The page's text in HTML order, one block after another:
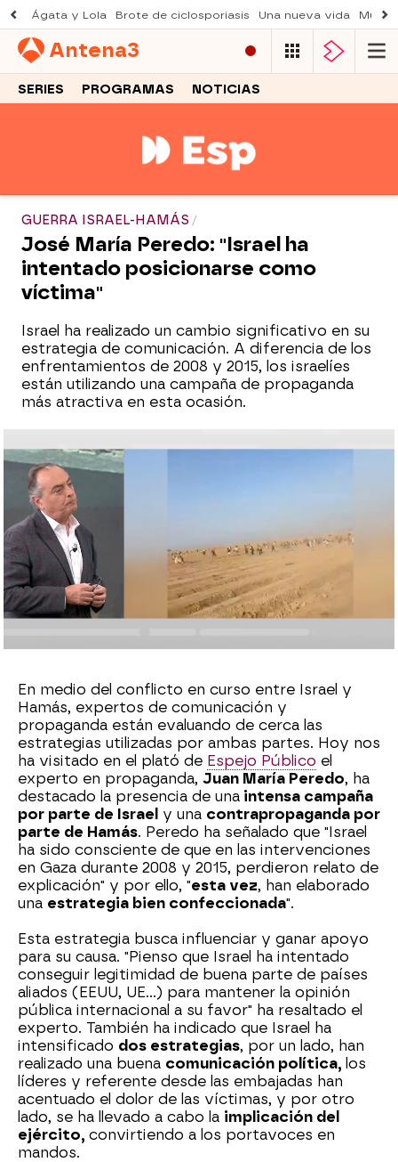
Ágata y Lola Brote de ciclosporiasis Una nueva vida
Antena3
SERIES PROGRAMAS NOTICIAS
GUERRA ISRAEL-HAMÁS
José María Peredo: "Israel ha
intentado posicionarse como
víctima"
Israel ha realizado un cambio significativo en su
estrategia de comunicación. A diferencia de los
enfrentamientos de 2008 y 2015, los israelíes
están utilizando una campaña de propaganda
más atractiva en esta ocasión.
Marta Manzano
Publicado:25 de octubre de 2023, 13:39
En medio del conflicto en curso entre Israel y
Hamás, expertos de comunicación y
propaganda están evaluando de cerca las
estrategias utilizadas por ambas partes. Hoy nos
ha visitado en el plató de Espejo Público el
experto en propaganda, Juan María Peredo, ha
destacado la presencia de una intensa campaña
por parte de Israel y una contrapropaganda por
parte de Hamás. Peredo ha señalado que "Israel
ha sido consciente de que en las intervenciones
en Gaza durante 2008 y 2015, perdieron relato de
explicación" y por ello, "esta vez, han elaborado
una estrategia bien confeccionada".
Esta estrategia busca influenciar y ganar apoyo
para su causa. "Pienso que Israel ha intentado
conseguir legitimidad de buena parte de países
aliados (EEUU, UE...) para mantener la opinión
pública internacional a su favor" ha resaltado el
experto. También ha indicado que Israel ha
intensificado dos estrategias, por un lado, han
realizado una buena comunicación política, los
líderes y referente desde las embajadas han
acentuado el dolor de las víctimas, y por otro
lado, se ha llevado a cabo la implicación del
ejército, convirtiendo a los portavoces en
mandos.